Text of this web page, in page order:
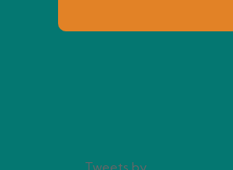
Tweets by